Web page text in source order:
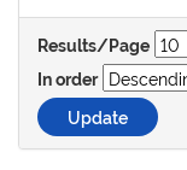
Results/Page
In order